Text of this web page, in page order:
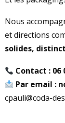
Nous
et directions
solides,
Contact : 06
Par email :
cpauli@coda-